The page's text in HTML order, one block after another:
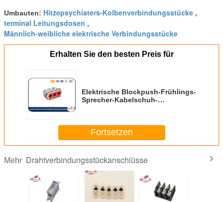
Umbauten: Hitzepsychiaters-Kolbenverbindungsstücke ,
terminal Leitungsdosen ,
Männlich-weibliche elektrische Verbindungsstücke
Erhalten Sie den besten Preis für
Elektrische Blockpush-Frühlings-
Sprecher-Kabelschuh-
Fortsetzen
Mehr Drahtverbindungsstückanschlüsse